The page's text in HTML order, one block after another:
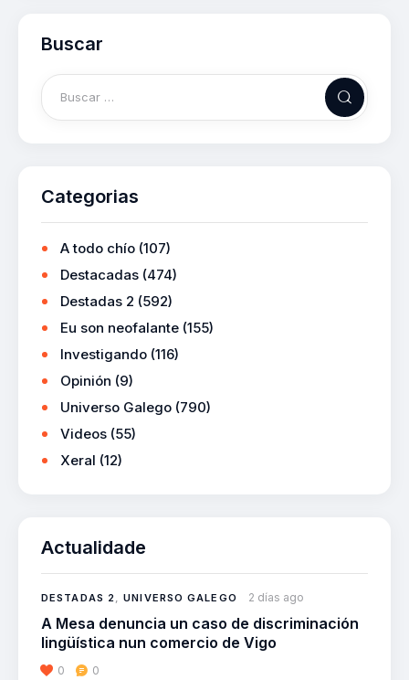
Buscar
Categorias
A todo chío (107)
Destacadas (474)
Destadas 2 (592)
Eu son neofalante (155)
Investigando (116)
Opinión (9)
Universo Galego (790)
Videos (55)
Xeral (12)
Actualidade
DESTADAS 2,UNIVERSO GALEGO 2 días ago
A Mesa denuncia un caso de discriminación
lingüística nun comercio de Vigo
0 0